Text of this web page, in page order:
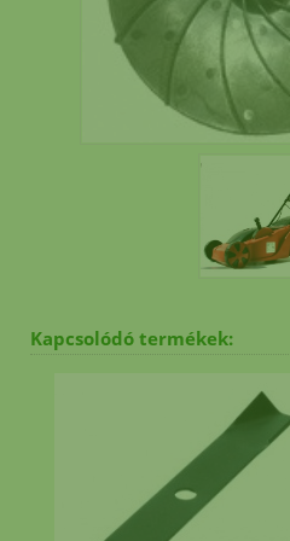
Kapcsolódó termékek:
késmeghajtó
eredeti
ALKO
kerekek 6
MTD ékszíj rendelés
hónapban 2.000.-
*Helyszini